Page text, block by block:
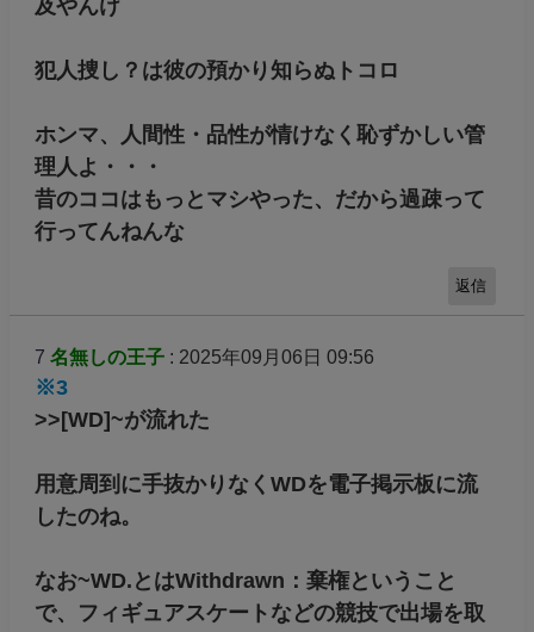
及やんけ
犯人捜し？は彼の預かり知らぬトコロ
ホンマ、人間性・品性が情けなく恥ずかしい管
理人よ・・・
昔のココはもっとマシやった、だから過疎って
行ってんねんな
返信
7 名無しの王子: 2025年09月06日 09:56
※3
>>[WD]~が流れた
用意周到に手抜かりなくWDを電子掲示板に流
したのね。
なお~WD.とはWithdrawn：棄権ということ
で、フィギュアスケートなどの競技で出場を取